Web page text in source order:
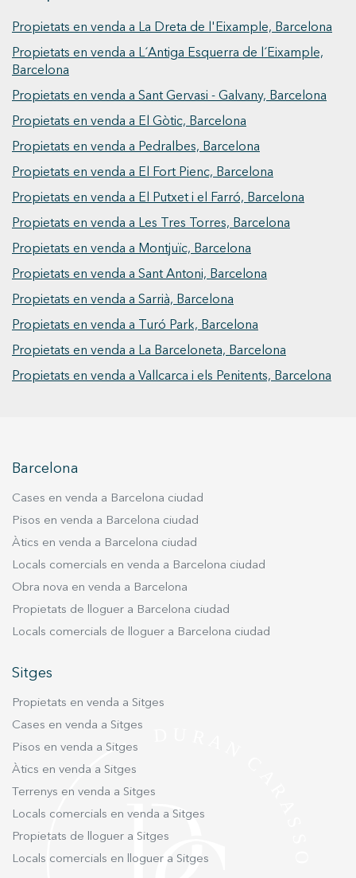
múltiples línies que comuniquen amb tota la
i l'aeroport gràcies a la seva ubicació
estratègica. En definitiva, una propietat
excepcional en una de les àrees més desitjades
de Barcelona, el barri de Galvany que combina
ideal per als qui busquen una llar llesta per a
entrar a viure en el centre de la ciutat.
ViveDondeMerecesVivir
Propietats en venda a La Dreta de l'Eixample, Barcelona
Propietats en venda a L´Antiga Esquerra de l´Eixample,
Barcelona
Propietats en venda a Sant Gervasi - Galvany, Barcelona
Propietats en venda a El Gòtic, Barcelona
Propietats en venda a Pedralbes, Barcelona
Propietats en venda a El Fort Pienc, Barcelona
Propietats en venda a El Putxet i el Farró, Barcelona
Propietats en venda a Les Tres Torres, Barcelona
Propietats en venda a Montjuïc, Barcelona
Propietats en venda a Sant Antoni, Barcelona
Propietats en venda a Sarrià, Barcelona
Propietats en venda a Turó Park, Barcelona
Propietats en venda a La Barceloneta, Barcelona
Propietats en venda a Vallcarca i els Penitents, Barcelona
Barcelona
Cases en venda a Barcelona ciudad
Pisos en venda a Barcelona ciudad
Àtics en venda a Barcelona ciudad
Locals comercials en venda a Barcelona ciudad
Obra nova en venda a Barcelona
Propietats de lloguer a Barcelona ciudad
Locals comercials de lloguer a Barcelona ciudad
Sitges
Propietats en venda a Sitges
Cases en venda a Sitges
Pisos en venda a Sitges
Àtics en venda a Sitges
Terrenys en venda a Sitges
Locals comercials en venda a Sitges
Propietats de lloguer a Sitges
Locals comercials en lloguer a Sitges